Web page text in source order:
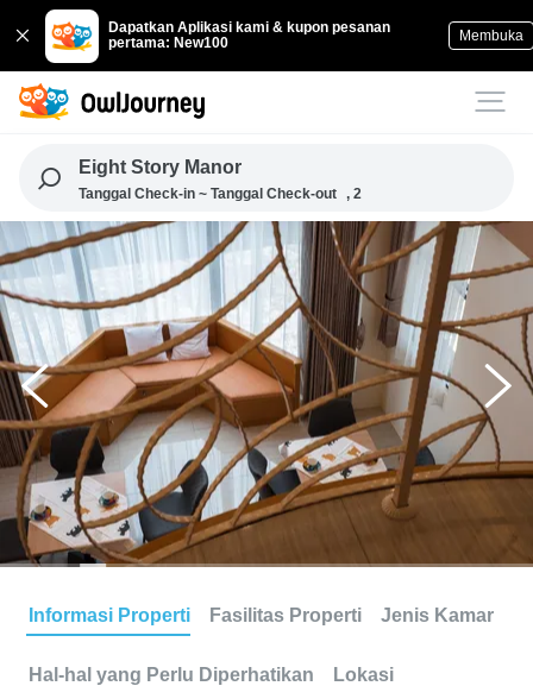
Dapatkan Aplikasi kami & kupon pesanan
pertama: New100
Membuka
Eight Story Manor
Tanggal Check-in ~ Tanggal Check-out , 2
Informasi Properti Fasilitas Properti Jenis Kamar
Hal-hal yang Perlu Diperhatikan Lokasi